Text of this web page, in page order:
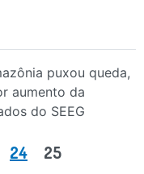
puxou queda,
aumento da
do SEEG
24 25